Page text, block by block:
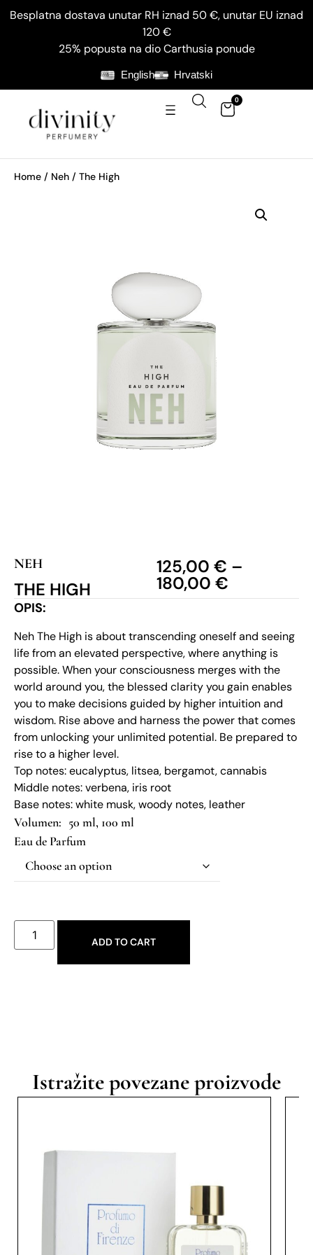
Besplatna dostava unutar RH iznad 50 €, unutar EU iznad
120 €
25% popusta na dio Carthusia ponude
English Hrvatski
0
Home / Neh / The High
NEH
THE HIGH
125,00 € –
180,00 €
OPIS:
Neh The High is about transcending oneself and seeing
life from an elevated perspective, where anything is
possible. When your consciousness merges with the
world around you, the blessed clarity you gain enables
you to make decisions guided by higher intuition and
wisdom. Rise above and harness the power that comes
from unlocking your unlimited potential. Be prepared to
rise to a higher level.
Top notes: eucalyptus, litsea, bergamot, cannabis
Middle notes: verbena, iris root
Base notes: white musk, woody notes, leather
50 ml, 100 ml
Eau de Parfum
ADD TO CART
Istražite povezane proizvode